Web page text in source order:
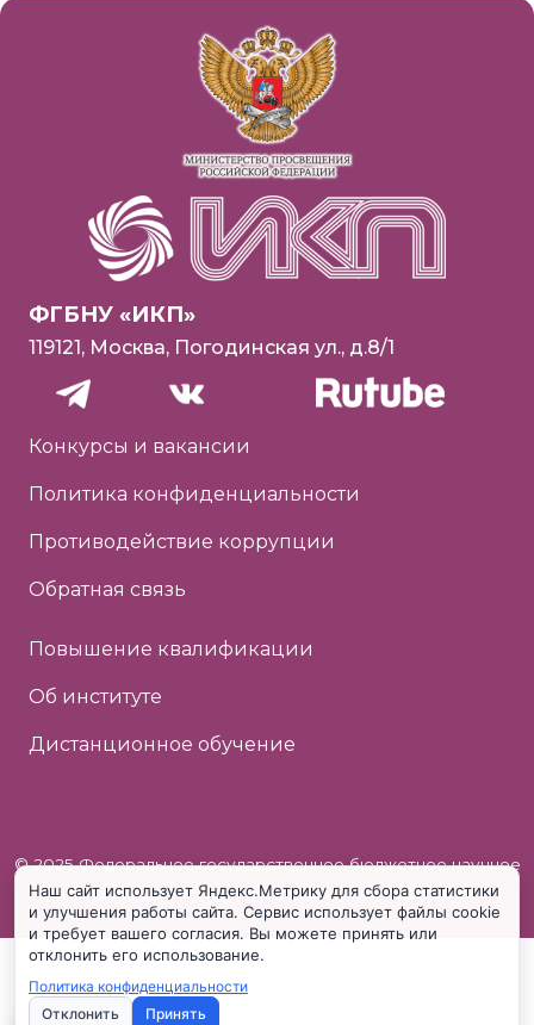
ФГБНУ «ИКП»
119121, Москва, Погодинская ул., д.8/1
Конкурсы и вакансии
Политика конфиденциальности
Противодействие коррупции
Обратная связь
Повышение квалификации
Об институте
Дистанционное обучение
© 2025 Федеральное государственное бюджетное научное
учреждение «Институт коррекционной педагогики»
Наш сайт использует Яндекс.Метрику для сбора статистики
и улучшения работы сайта. Сервис использует файлы cookie
и требует вашего согласия. Вы можете принять или
отклонить его использование.
Политика конфиденциальности
Отклонить
Принять